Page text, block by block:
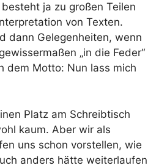
ja zu großen Teilen
von Texten.
dann Gelegenheiten, wenn
„in die Feder“
dem Motto: Nun lass mich
Platz am Schreibtisch
kaum. Aber wir als
uns schon vorstellen, wie
anders hätte weiterlaufen